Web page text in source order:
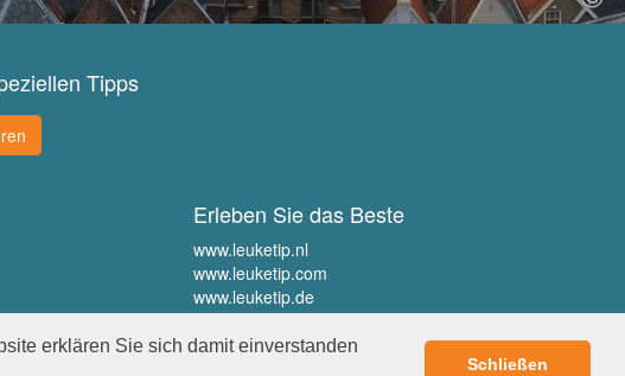
erklären Sie sich damit einverstanden
Schließen
Tipps
Erleben Sie das Beste
www.leuketip.nl
www.leuketip.com
www.leuketip.de
www.leuketip.fr